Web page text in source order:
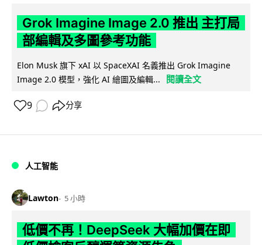
Grok Imagine Image 2.0 推出 主打局
部編輯及多圖參考功能
Elon Musk 旗下 xAI 以 SpaceXAI 名義推出 Grok Imagine
Image 2.0 模型，強化 AI 繪圖及編輯...
閱讀全文
9 分享
人工智能
Lawton 5 小時
低價不再！DeepSeek 大幅加價在即